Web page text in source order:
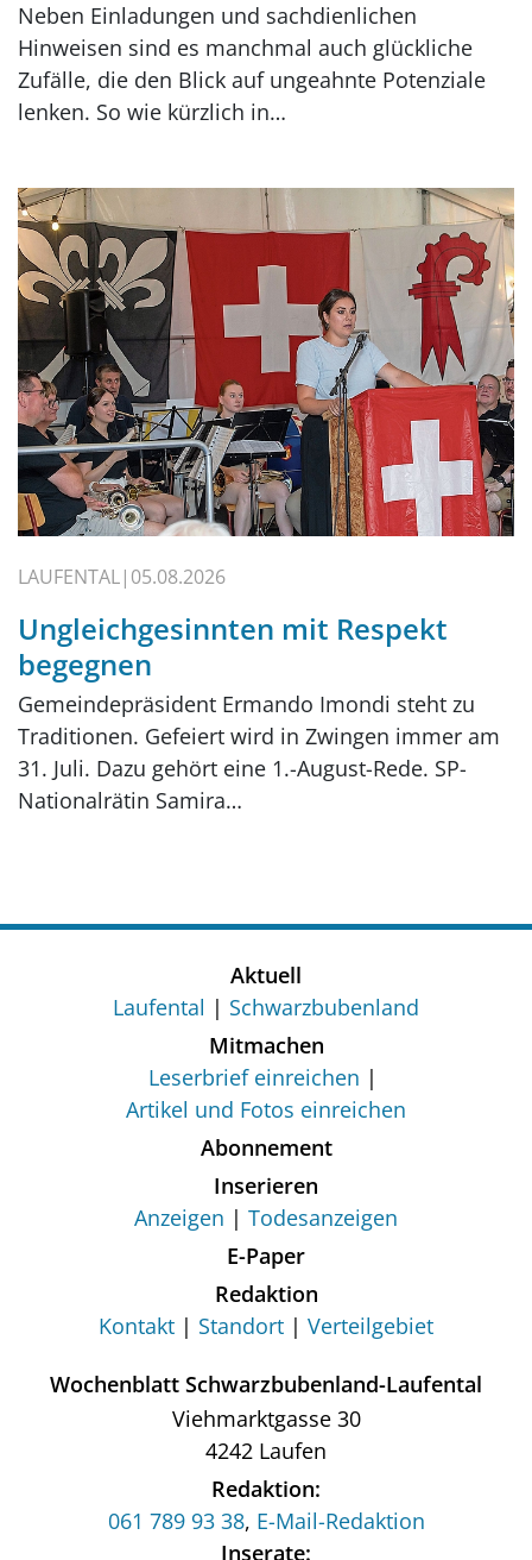
Neben Einladungen und sachdienlichen
Hinweisen sind es manchmal auch glückliche
Zufälle, die den Blick auf ungeahnte Potenziale
lenken. So wie kürzlich in…
LAUFENTAL 05.08.2026
Ungleichgesinnten mit Respekt
begegnen
Gemeindepräsident Ermando Imondi steht zu
Traditionen. Gefeiert wird in Zwingen immer am
31. Juli. Dazu gehört eine 1.-August-Rede. SP-
Nationalrätin Samira…
Aktuell
Laufental
Schwarzbubenland
Mitmachen
Leserbrief einreichen
Artikel und Fotos einreichen
Abonnement
Inserieren
Anzeigen
Todesanzeigen
E-Paper
Redaktion
Kontakt
Standort Verteilgebiet
Wochenblatt Schwarzbubenland-Laufental
Viehmarktgasse 30
4242 Laufen
Redaktion:
061 789 93 38, E-Mail-Redaktion
Inserate: